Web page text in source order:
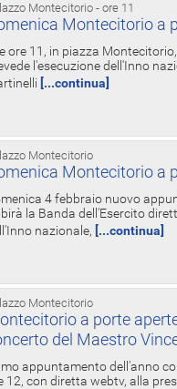
Montecitorio - ore 11
Montecitorio a
ore 11, in piazza
l'esecuzione dell'Inno
[...continua]
Montecitorio
Montecitorio a
4 febbraio nuovo
la Banda dell'Esercito
nazionale, [...continua]
Montecitorio
a porte
del Maestro
appuntamento dell'anno
12, con diretta webtv, alla